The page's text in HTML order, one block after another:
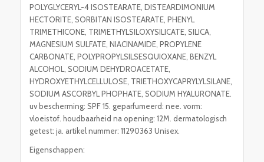
POLYGLYCERYL-4 ISOSTEARATE, DISTEARDIMONIUM
HECTORITE, SORBITAN ISOSTEARATE, PHENYL
TRIMETHICONE, TRIMETHYLSILOXYSILICATE, SILICA,
MAGNESIUM SULFATE, NIACINAMIDE, PROPYLENE
CARBONATE, POLYPROPYLSILSESQUIOXANE, BENZYL
ALCOHOL, SODIUM DEHYDROACETATE,
HYDROXYETHYLCELLULOSE, TRIETHOXYCAPRYLYLSILANE,
SODIUM ASCORBYL PHOPHATE, SODIUM HYALURONATE.
uv bescherming: SPF 15. geparfumeerd: nee. vorm:
vloeistof. houdbaarheid na opening: 12M. dermatologisch
getest: ja. artikel nummer: 11290363 Unisex.
Eigenschappen: